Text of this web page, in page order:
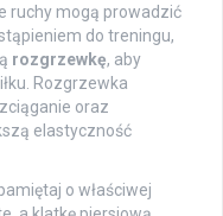
ruchy mogą prowadzić
do treningu,
rozgrzewkę, aby
Rozgrzewka
oraz
elastyczność
o właściwej